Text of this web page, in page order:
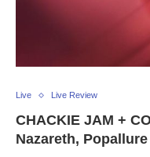
Live Live Review
CHACKIE JAM +
Nazareth, Popallure